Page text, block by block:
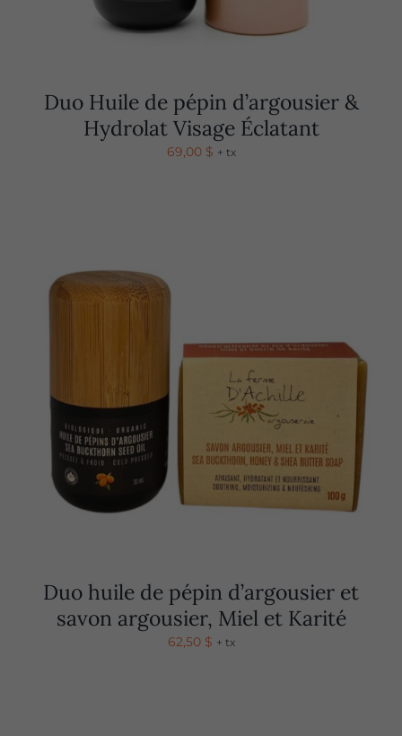
Duo Huile de pépin d’argousier &
Hydrolat Visage Éclatant
69,00 $ + tx
Duo huile de pépin d’argousier et
savon argousier, Miel et Karité
62,50 $ + tx